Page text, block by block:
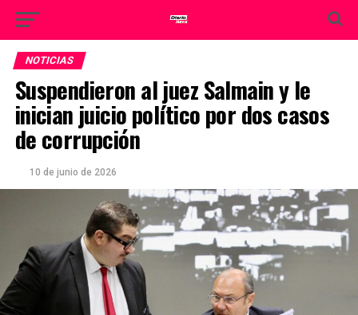
NOTICIAS
Suspendieron al juez Salmain y le
inician juicio político por dos casos
de corrupción
10 de junio de 2026